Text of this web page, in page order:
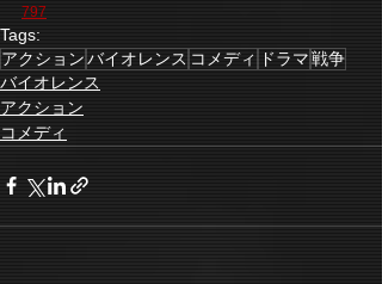
797
Tags:
アクションバイオレンス コメディ ドラマ戦争
バイオレンス
アクション
コメディ